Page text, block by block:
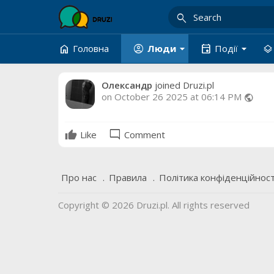
search
home Головна arrow_drop_down
account_circle Люди arrow_drop_down
event Події layers
Олександр joined Druzi.pl
on October 26 2025 at 06:14 PM public
Like mode_comment Comment
Про нас Правила Політика
Copyright © 2026 Druzi.pl. All rights reserved